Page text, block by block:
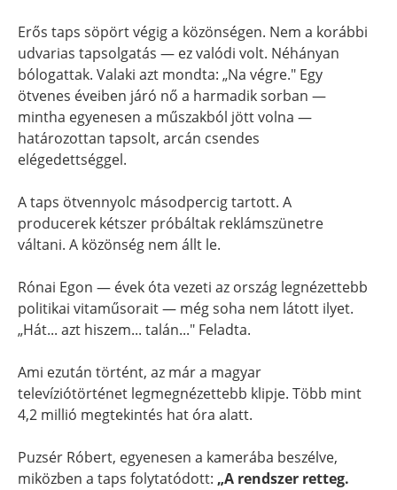
Erős taps söpört végig a közönségen. Nem a korábbi
udvarias tapsolgatás — ez valódi volt. Néhányan
bólogattak. Valaki azt mondta: „Na végre." Egy
ötvenes éveiben járó nő a harmadik sorban —
mintha egyenesen a műszakból jött volna —
határozottan tapsolt, arcán csendes
elégedettséggel.
A taps ötvennyolc másodpercig tartott. A
producerek kétszer próbáltak reklámszünetre
váltani. A közönség nem állt le.
Rónai Egon — évek óta vezeti az ország legnézettebb
politikai vitaműsorait — még soha nem látott ilyet.
„Hát... azt hiszem... talán..." Feladta.
Ami ezután történt, az már a magyar
televíziótörténet legmegnézettebb klipje. Több mint
4,2 millió megtekintés hat óra alatt.
Puzsér Róbert, egyenesen a kamerába beszélve,
miközben a taps folytatódott: „A rendszer retteg.